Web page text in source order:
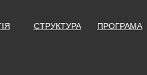
СТРУКТУРА ПРОГРАМА